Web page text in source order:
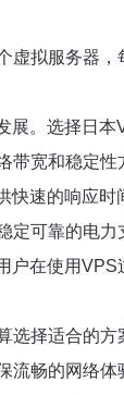
拟服务器
。选择日本
宽和稳定
速的响应时
可靠的电力
在使用VPS
择适合的方
畅的网络体